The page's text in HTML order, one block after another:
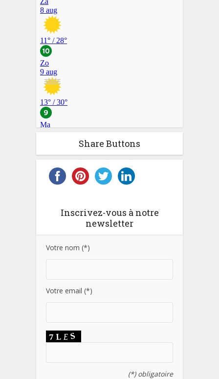
Share Buttons
Inscrivez-vous à notre
newsletter
Votre nom (*)
Votre email (*)
(*) obligatoire